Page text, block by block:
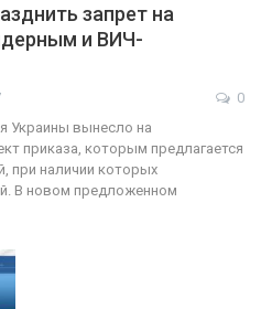
запрет на
и ВИЧ-
0
Украины вынесло на
приказа, которым предлагается
при наличии которых
В новом предложенном